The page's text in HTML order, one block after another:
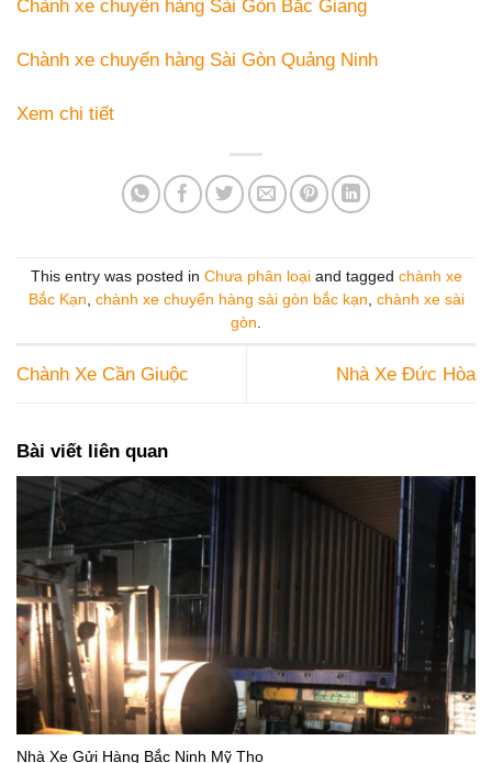
Chành xe chuyển hàng Sài Gòn Bắc Giang
Chành xe chuyển hàng Sài Gòn Quảng Ninh
Xem chi tiết
This entry was posted in Chưa phân loạiand tagged chành xe
Bắc Kạn, chành xe chuyển hàng sài gòn bắc kạn, chành xe sài
gòn.
Chành Xe Cần Giuộc Nhà Xe Đức Hòa
Bài viết liên quan
Nhà Xe Gửi Hàng Bắc Ninh Mỹ Tho